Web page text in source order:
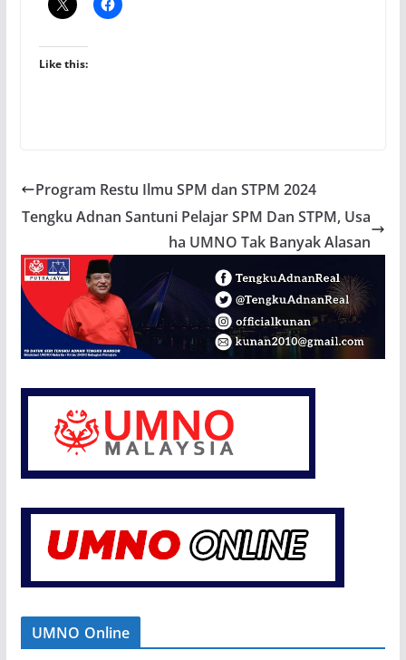
Like this:
Program Restu Ilmu SPM dan STPM 2024
Tengku Adnan Santuni Pelajar SPM Dan STPM, Usa
ha UMNO Tak Banyak Alasan
UMNO Online